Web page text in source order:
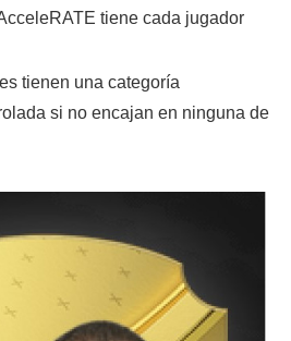
tiene cada jugador
tienen una categoría
si no encajan en ninguna de